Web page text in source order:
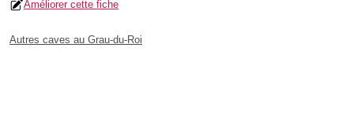
Améliorer cette fiche
Autres caves au Grau-du-Roi